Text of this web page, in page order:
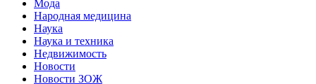
Мода
Народная медицина
Наука
Наука и техника
Недвижимость
Новости
Новости ЗОЖ